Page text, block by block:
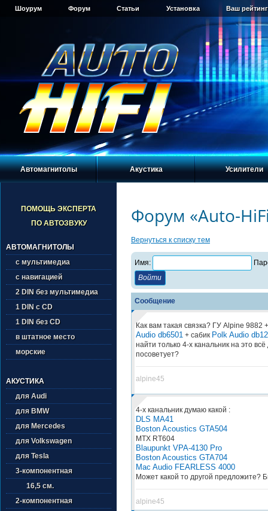
Шоурум Форум Статьи Установка Ваш
Автомагнитолы Акустика Усилители
ПОМОЩЬ ЭКСПЕРТА
ПО АВТОЗВУКУ
АВТОМАГНИТОЛЫ
с мультимедиа
с навигацией
2 DIN без мультимедиа
1 DIN с CD
1 DIN без CD
в штатное место
морские
АКУСТИКА
для Audi
для BMW
для Mercedes
для Volkswagen
для Tesla
3-компонентная
16,5 см.
2-компонентная
Форум «Auto-
Вернуться к списку тем
Имя:
Сообщение
Как вам такая связка? ГУ Alpine 9882
Audio db6501+ сабик Polk Audio
найти только 4-х канальник на это
посоветует?
alpine45
4-х канальник думаю какой :
DLS MA41
Boston Acoustics GTA504
MTX RT604
Blaupunkt VPA-4130 Pro
Boston Acoustics GTA704
Mac Audio FEARLESS 4000
Может какой то другой предложите?
alpine45